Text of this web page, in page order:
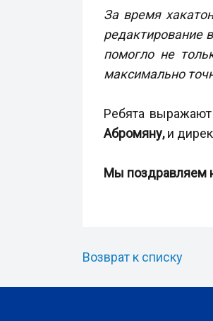
За время
редактирование
помогло не
максимально
Ребята выражают
Абромяну,и
Мы поздравляем
Возврат к списку